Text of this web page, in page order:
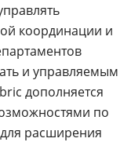
координации и
и управляемым
дополняется
по
расширения